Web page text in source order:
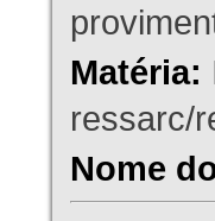
Matéria:
ressarc/
Nome